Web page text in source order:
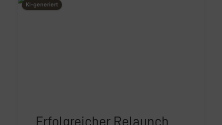
KI-generiert
Erfolgreicher Relaunch